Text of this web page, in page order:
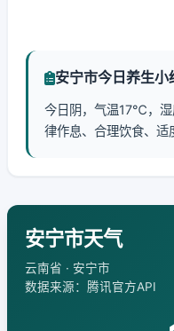
安宁市今日养生小
今日阴，气温17℃，
律作息、合理饮食、适
安宁市天气
云南省 · 安宁市
数据来源：腾讯官方API